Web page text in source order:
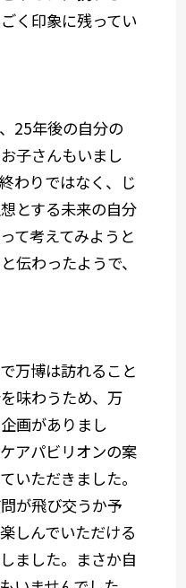
く印象に残ってい
25年後の自分の
子さんもいまし
わりではなく、じ
とする未来の自分
て考えてみようと
伝わったようで、
万博は訪れること
味わうため、万
画がありまし
アパビリオンの案
いただきました。
が飛び交うか予
しんでいただける
ました。まさか自